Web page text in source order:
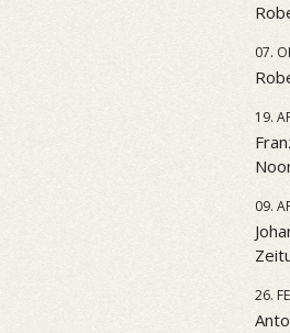
07.
19.
09.
26.